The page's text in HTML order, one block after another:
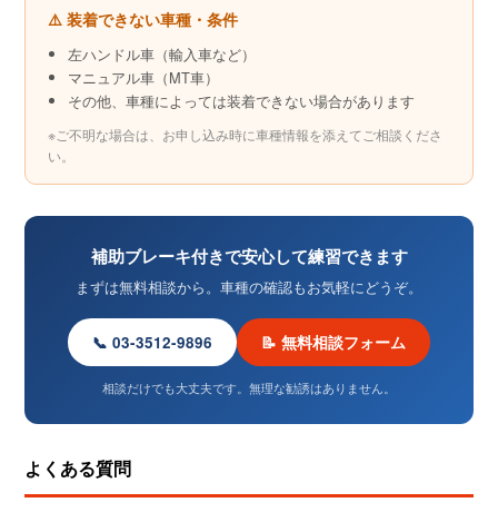
⚠️ 装着できない車種・条件
左ハンドル車（輸入車など）
マニュアル車（MT車）
その他、車種によっては装着できない場合があります
※ご不明な場合は、お申し込み時に車種情報を添えてご相談くださ
い。
補助ブレーキ付きで安心して練習できます
まずは無料相談から。車種の確認もお気軽にどうぞ。
📞 03-3512-9896 📝 無料相談フォーム
相談だけでも大丈夫です。無理な勧誘はありません。
よくある質問